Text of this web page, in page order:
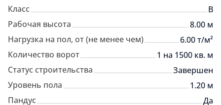
Класс
B
Рабочая высота
8.00 м
Нагрузка на пол, от (не менее чем)
6.00 т/м²
Количество ворот
1 на 1500 кв. м
Статус строительства
Завершен
Уровень пола
1.20 м
Пандус
Да